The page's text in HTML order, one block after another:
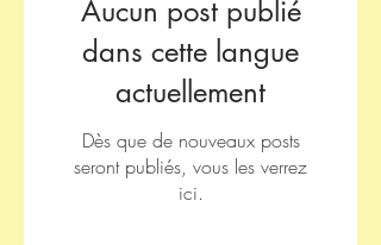
Aucun post publié
dans cette langue
actuellement
Dès que de nouveaux posts
seront publiés, vous les verrez
ici.